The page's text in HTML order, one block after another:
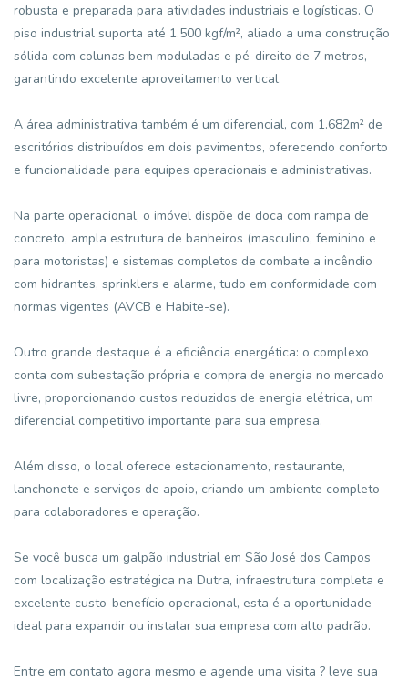
robusta e preparada para atividades industriais e logísticas. O
piso industrial suporta até 1.500 kgf/m², aliado a uma construção
sólida com colunas bem moduladas e pé-direito de 7 metros,
garantindo excelente aproveitamento vertical.
A área administrativa também é um diferencial, com 1.682m² de
escritórios distribuídos em dois pavimentos, oferecendo conforto
e funcionalidade para equipes operacionais e administrativas.
Na parte operacional, o imóvel dispõe de doca com rampa de
concreto, ampla estrutura de banheiros (masculino, feminino e
para motoristas) e sistemas completos de combate a incêndio
com hidrantes, sprinklers e alarme, tudo em conformidade com
normas vigentes (AVCB e Habite-se).
Outro grande destaque é a eficiência energética: o complexo
conta com subestação própria e compra de energia no mercado
livre, proporcionando custos reduzidos de energia elétrica, um
diferencial competitivo importante para sua empresa.
Além disso, o local oferece estacionamento, restaurante,
lanchonete e serviços de apoio, criando um ambiente completo
para colaboradores e operação.
Se você busca um galpão industrial em São José dos Campos
com localização estratégica na Dutra, infraestrutura completa e
excelente custo-benefício operacional, esta é a oportunidade
ideal para expandir ou instalar sua empresa com alto padrão.
Entre em contato agora mesmo e agende uma visita ? leve sua